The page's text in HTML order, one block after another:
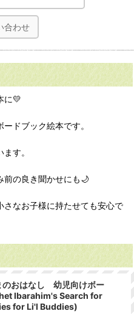
合わせ
に💛
ドブック絵本です。
す。
前の良き聞かせにも🌙
さなお子様に持たせても安心で
のおはなし 幼児向けボー
Ibarahim's Search for
for Li'l Buddies)